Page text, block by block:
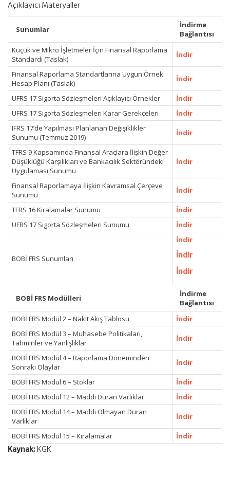
Açıklayıcı Materyaller
Sunumlar
İndirme
Bağlantısı
Küçük ve Mikro İşletmeler İçin Finansal Raporlama
Standardı (Taslak)
İndir
Finansal Raporlama Standartlarına Uygun Örnek
Hesap Planı (Taslak)
İndir
UFRS 17 Sigorta Sözleşmeleri Açıklayıcı Örnekler
İndir
UFRS 17 Sigorta Sözleşmeleri Karar Gerekçeleri
İndir
IFRS 17’de Yapılması Planlanan Değişiklikler
Sunumu (Temmuz 2019)
İndir
TFRS 9 Kapsamında Finansal Araçlara İlişkin Değer
Düşüklüğü Karşılıkları ve Bankacılık Sektöründeki
Uygulaması Sunumu
İndir
Finansal Raporlamaya İlişkin Kavramsal Çerçeve
Sunumu
İndir
TFRS 16 Kiralamalar Sunumu
İndir
UFRS 17 Sigorta Sözleşmeleri Sunumu
İndir
BOBİ FRS Sunumları
İndir
İndir
İndir
BOBİ FRS Modülleri
İndirme
Bağlantısı
BOBİ FRS Modül 2 – Nakit Akış Tablosu
İndir
BOBİ FRS Modül 3 – Muhasebe Politikaları,
Tahminler ve Yanlışlıklar
İndir
BOBİ FRS Modül 4 – Raporlama Döneminden
Sonraki Olaylar
İndir
BOBİ FRS Modül 6 – Stoklar
İndir
BOBİ FRS Modül 12 – Maddi Duran Varlıklar
İndir
BOBİ FRS Modül 14 – Maddi Olmayan Duran
Varlıklar
İndir
BOBİ FRS Modül 15 – Kiralamalar
İndir
Kaynak:KGK